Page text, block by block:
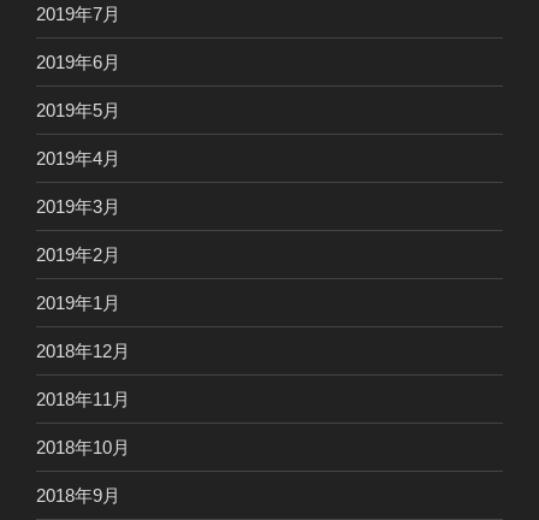
2019年7月
2019年6月
2019年5月
2019年4月
2019年3月
2019年2月
2019年1月
2018年12月
2018年11月
2018年10月
2018年9月